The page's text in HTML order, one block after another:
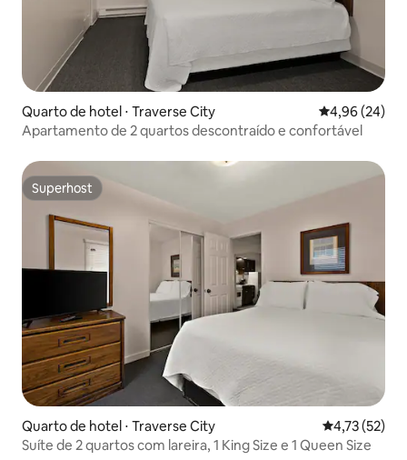
Quarto de hotel ⋅ Traverse City 4,96 de uma
4,96 (24)
Apartamento de 2 quartos descontraído e confortável
Superhost
Superhost
Quarto de hotel ⋅ Traverse City 4,73 de uma
4,73 (52)
Suíte de 2 quartos com lareira, 1 King Size e 1 Queen Size